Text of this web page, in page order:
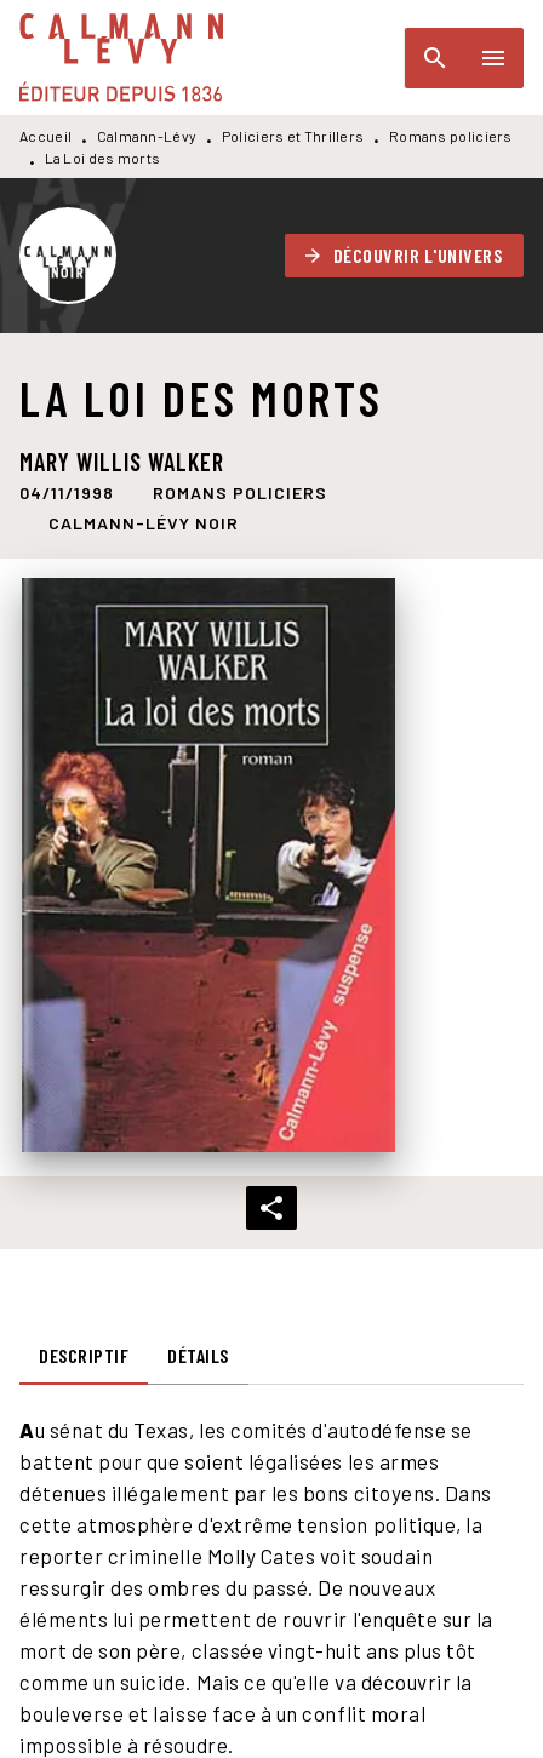
MENU RECHERCHE
PIED DE PAGE
search menu
Accueil • Calmann-Lévy • Policiers et Thrillers •
Romans policiers
•
La Loi des morts
arrow_forward DÉCOUVRIR L'UNIVERS
LA LOI DES MORTS
MARY WILLIS WALKER
04/11/1998
ROMANS POLICIERS
CALMANN-LÉVY NOIR
DESCRIPTIF DÉTAILS
Au sénat du Texas, les comités d'autodéfense se
battent pour que soient légalisées les armes
détenues illégalement par les bons citoyens. Dans
cette atmosphère d'extrême tension politique, la
reporter criminelle Molly Cates voit soudain
ressurgir des ombres du passé. De nouveaux
éléments lui permettent de rouvrir l'enquête sur la
mort de son père, classée vingt-huit ans plus tôt
comme un suicide. Mais ce qu'elle va découvrir la
bouleverse et laisse face à un conflit moral
impossible à résoudre.